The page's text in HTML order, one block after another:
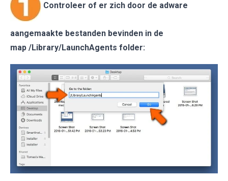
Controleer of er zich door de adware
aangemaakte bestanden bevinden in de
map /Library/LaunchAgents folder: